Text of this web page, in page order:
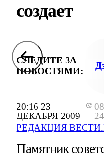
20:16 23
ДЕКАБРЯ 2009
РЕДАКЦИЯ
создает
СЛЕДИТЕ ЗА
НОВОСТЯМИ:
Памятник